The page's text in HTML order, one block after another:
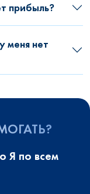
прибыль?
меня нет
Я по всем